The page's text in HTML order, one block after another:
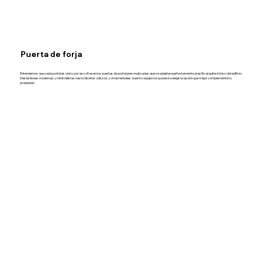
Puerta de forja
Entendemos que cada portal es único, por eso ofrecemos puertas de portal personalizadas que se adaptan perfectamente al estilo arquitectónico del edificio.
Desde líneas modernas y minimalistas hasta diseños clásicos y ornamentales, nuestro equipo te ayudará a elegir la opción que mejor complemente tu
propiedad.